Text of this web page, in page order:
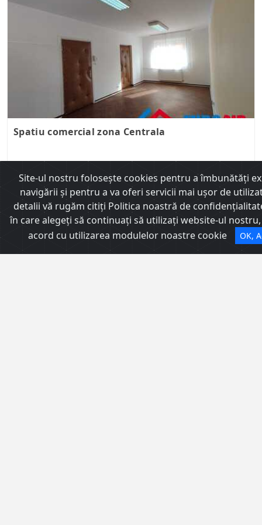
Deak Andreea
0770107156
Whatsapp
Trimite mesaj
Spatiu comercial zona Centrala
Chirii Sibiu
Calea Dumbravii nr 135, Sibiu, Romania
Program de lucru: L-V: 9 - 17 | S-D: închis
Site-ul nostru foloseşte cookies pentru a îmbunătăţi
navigării şi pentru a va oferi servicii mai uşor de
detalii vă rugăm citiți Politica noastră de
în care alegeți să continuați să utilizați website-ul
acord cu utilizarea modulelor noastre cookie
OK,